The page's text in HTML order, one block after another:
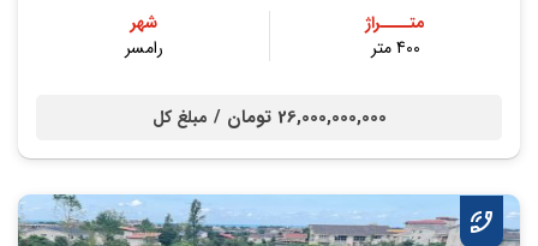
متــــراژ
400 متر
شهر
رامسر
26,000,000,000 تومان / مبلغ کل